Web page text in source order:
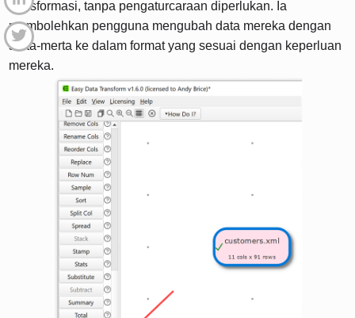
transformasi, tanpa pengaturcaraan diperlukan. Ia
membolehkan pengguna mengubah data mereka dengan
serta-merta ke dalam format yang sesuai dengan keperluan
mereka.